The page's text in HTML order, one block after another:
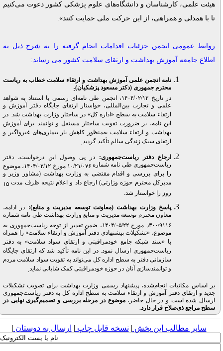
هیئت علمی، کارشناسان و دانشگاه‌های علوم پزشکی کشور دعوت می‌کنیم
تا با همدلی و همراهی، از این حرکت ملی حمایت کنند».
روابط عمومی انجمن جزئیات اقدامات انجام گرفته را به شرح ذیل به
اطلاع جامعه آموزش بهداشت و ارتقای سلامت کشور می رساند:
نامه انجمن علمی آموزش بهداشت و ارتقاء سلامت خطاب به ریاست
محترم جمهوری (دکتر مسعود پزشکیان):
در تاریخ۱۴۰۴/۰۲/۱۲، انجمن طی نامه‌ای رسمی با استناد به شواهد
علمی و تجارب بین‌المللی، خواستار ارتقای جایگاه دفتر آموزش و
ارتقاء سلامت به سطح «اداره کل» در ساختار وزارت بهداشت شد. در
این نامه، بر ضرورت تقویت ساختار مستقل و توانمند برای آموزش
بهداشت و ارتقاء سلامت به‌منظور کاهش بار بیماری‌های غیرواگیر و
ارتقای سبک زندگی سالم تأکید گردید.
ارجاع دفتر ریاست‌جمهوری :در پی وصول این درخواست، دفتر
ریاست‌جمهوری طی نامه شماره۱۰/۲۱/۰۷۶مورخ۱۴۰۴/۰۲/۱۲، موضوع
را برای بررسی و اقدام مقتضی به وزارت بهداشت (مشاور وزیر و
مدیرکل محترم حوزه وزارتی) ارجاع داد و اعلام نتیجه ظرف مدت۱۵
روز را خواستار شد.
پاسخ وزارت بهداشت (معاونت توسعه مدیریت و منابع):در ادامه،
معاون محترم توسعه مدیریت و منابع وزارت بهداشت طی نامه شماره
۳۰۰/۹۱۱۶ د مورخ۱۴۰۴/۰۵/۲۲، ضمن تقدیر از توجه ریاست‌جمهوری به
موضوع، «تشکیلات پیشنهادی دفتر آموزش و ارتقاء سلامت» را همراه
با «سند شبکه جامع خودمراقبتی و ارتقای سواد سلامت» به دفتر
ریاست‌جمهوری ارسال نمود. در این نامه تأکید شد که ارتقای جایگاه
سازمانی دفتر به سطح اداره کل می‌تواند به تقویت سواد سلامت مردم
و توانمندسازی آنان در حوزه خودمراقبتی کمک شایانی نماید.
بر اساس مکاتبات انجام‌شده، پیشنهاد رسمی وزارت بهداشت برای تصویب تشکیلات
جدید و ارتقای دفتر آموزش و ارتقاء سلامت به سطح اداره کل به دفتر ریاست‌جمهوری
ارسال شده است و در حال حاضر، موضوع در مرحله بررسی و تصمیم‌گیری نهایی در
سطح مراجع ذی‌صلاح قرار دارد.
سایر مطالب این بخش | نسخه قابل چاپ| ارسال به دوستان|